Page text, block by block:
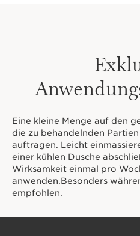
Für jedes verkaufte
Arthritis und finanziert
zu
UNTERSTÜTZEN
MIT DEM KAUF
therapeutische
Eine kleine Menge auf den
die zu behandelnden
auftragen. Leicht
einer kühlen Dusche
Wirksamkeit einmal pro
anwenden.Besonders
empfohlen.